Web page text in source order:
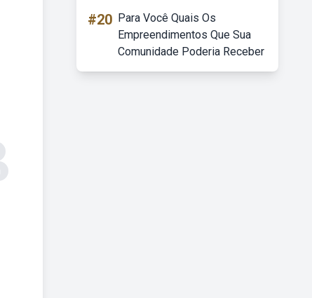
#20 Para Você Quais Os
Empreendimentos Que Sua
Comunidade Poderia Receber